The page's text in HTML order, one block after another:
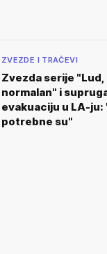
ZVEZDE I TRAČEVI
Zvezda serije "Lud,
normalan" i
evakuaciju u LA-ju:
potrebne su"